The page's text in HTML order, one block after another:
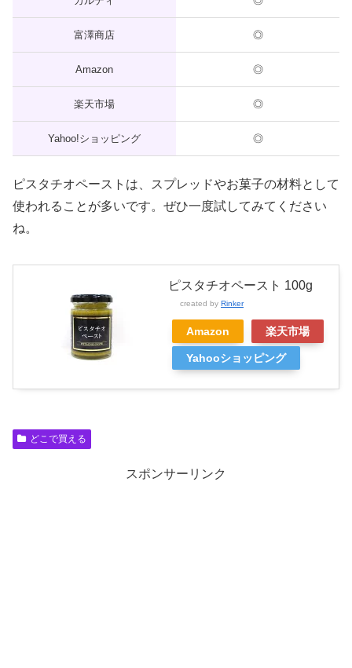
富澤商店 ◎
Amazon ◎
楽天市場 ◎
Yahoo!ショッピング ◎
ピスタチオペーストは、スプレッドやお菓子の材料として
使われることが多いです。ぜひ一度試してみてください
ね。
ピスタチオペースト 100g
created by Rinker
Amazon 楽天市場
Yahooショッピング
どこで買える
スポンサーリンク